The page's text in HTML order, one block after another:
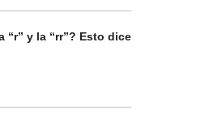
“r” y la “rr”? Esto dice